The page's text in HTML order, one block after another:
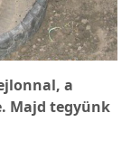
a
Majd tegyünk